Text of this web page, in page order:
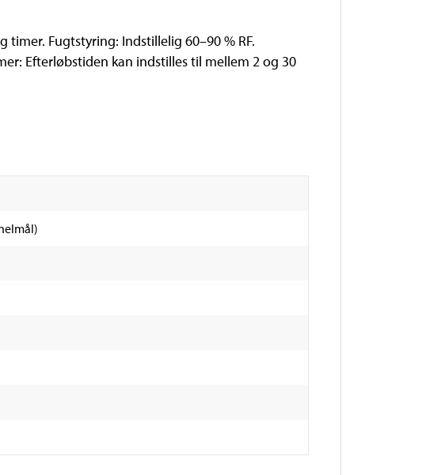
Fugtstyring: Indstillelig 60–90 % RF.
Efterløbstiden kan indstilles til mellem 2 og 30